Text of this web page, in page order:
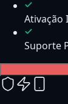
Ativação
Suporte